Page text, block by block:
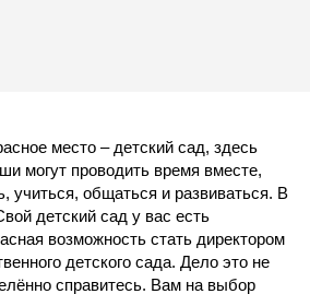
место – детский сад, здесь
могут проводить время вместе,
учиться, общаться и развиваться. В
детский сад у вас есть
возможность стать директором
детского сада. Дело это не
справитесь. Вам на выбор